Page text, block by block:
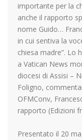
importante per la
anche il rapporto
nome Guido…
in cui sentiva la
chiesa madre”. Lo
a Vatican News
diocesi di Assisi –
Foligno,
OFMConv,
rapporto (Edizioni
Presentato il 20